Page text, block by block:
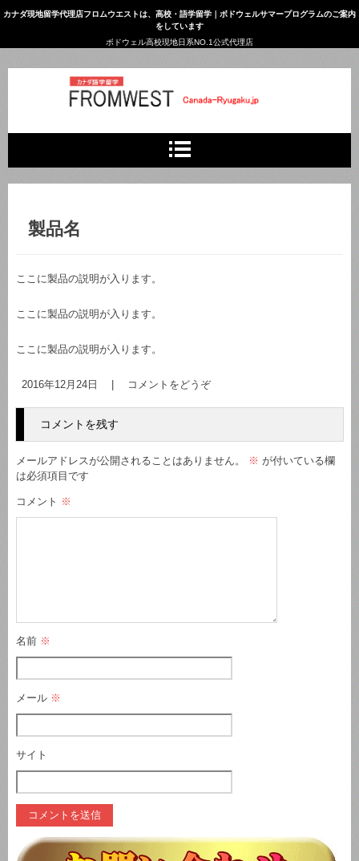
カナダ現地留学代理店フロムウエストは、高校・語学留学｜ボドウェルサマープログラムのご案内
をしています
ボドウェル高校現地日系NO.1公式代理店
製品名
ここに製品の説明が入ります。
ここに製品の説明が入ります。
ここに製品の説明が入ります。
2016年12月24日 コメントをどうぞ
コメントを残す
メールアドレスが公開されることはありません。 ※ が付いている欄
は必須項目です
コメント ※
名前 ※
メール ※
サイト